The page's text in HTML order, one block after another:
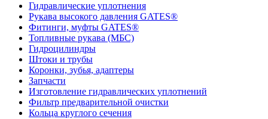
Гидравлические уплотнения
Рукава высокого давления GATES®
Фитинги, муфты GATES®
Топливные рукава (МБС)
Гидроцилиндры
Штоки и трубы
Коронки, зубья, адаптеры
Запчасти
Изготовление гидравлических уплотнений
Фильтр предварительной очистки
Кольца круглого сечения